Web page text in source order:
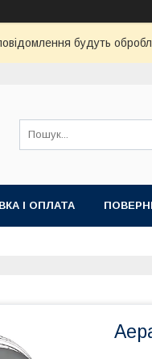
будуть
І ОПЛАТА